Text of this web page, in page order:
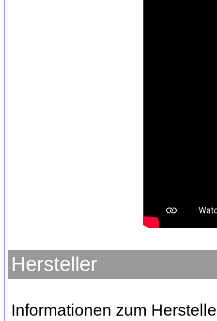
Hersteller
Informationen zum